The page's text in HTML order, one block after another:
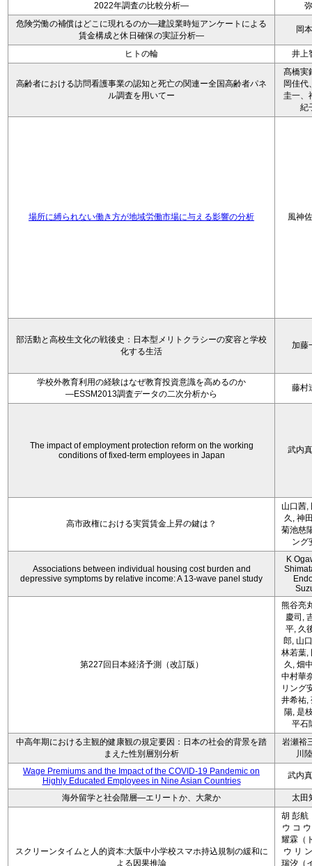
2022年調査の比較分析―
弥
危険労働の補償はどこに現れるのか―建設業時短アンケートによる
賃金構成と休日確保の実証分析―
岡
ヒトの輪 井上
高齢者における訪問看護事業の認知と死亡の関連ー全国高齢者パネ
ル調査を用いてー
髙橋実
岡佳代
圭一、
紀
場所に縛られない働き方が地域労働市場に与える影響の分析 風神
部活動と高校生文化の戦後史：日本型メリトクラシーの変容と学校
化する生活
加藤
学校外教育利用の経験はなぜ教育投資意識を高めるのか
―ESSM2013調査データの二次分析から
藤村
The impact of employment protection reform on the working
conditions of fixed-term employees in Japan
武内
高市政権における実質賃金上昇の鍵は？
山口茜,
久, 神
菊池慈
ング
Associations between individual housing cost burden and
depressive symptoms by relative income: A 13-wave panel study
K
第227回日本経済予測（改訂版）
熊谷亮
慶司,
平, 久
郎, 山
林若葉,
久, 畑
中村華
リング
井希祐,
陽, 是
平石
中高年期における主観的健康観の規定要因：日本の社会的背景を踏
まえた性別層別分析
岩瀬裕
川
Wage Premiums and the Impact of the COVID‑19 Pandemic on
Highly Educated Employees in Nine Asian Countries
武内
海外留学と社会階層―エリートか、大衆か 太田
スクリーンタイムと人的資本:大阪中小学校スマホ持込規制の緩和に
よる因果推論
胡 彭航
ウ コ
耀霖（
ウ リ
瑞汐（